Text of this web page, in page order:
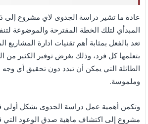
عادة ما تشير دراسة الجدوى لاي مشروع إلى
المبدأي لتلك الخطة المقترحة والموضوعة
تعد بالفعل بمثابة أهم تقنيات ادارة المشاريع
يتعلمها كل فرد، وذلك بغرض توفير الكثير من
الطائلة التي يمكن أن تبدد دون تحقيق أي وجه
وملموسة.
وتكمن أهمية عمل دراسة الجدوى بشكل أولي
مشروع إلى اكتشاف ماهية صدق الوعود التي